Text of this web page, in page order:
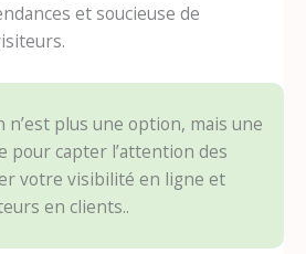
et soucieuse de
n’est plus une option, mais une
pour capter l’attention des
votre visibilité en ligne et
en clients..